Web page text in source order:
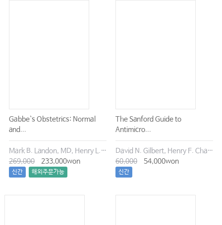
Gabbe`s Obstetrics: Normal
and...
Mark B. Landon, MD, Henry L. Galan, MD, Eric R. M. Jauniaux, MD, PhD, FRCOG, & 5 more
269,000
233,000won
신간 해외주문가능
The Sanford Guide to
Antimicro...
David N. Gilbert, Henry F. Chambers
60,000
54,000won
신간